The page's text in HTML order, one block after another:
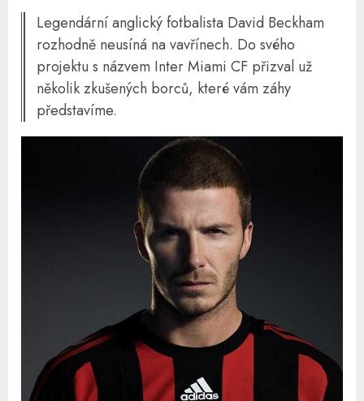
Legendární anglický fotbalista David Beckham
rozhodně neusíná na vavřínech. Do svého
projektu s názvem Inter Miami CF přizval už
několik zkušených borců, které vám záhy
představíme.